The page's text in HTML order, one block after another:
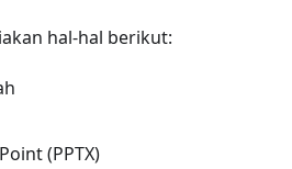
hal-hal berikut:
(PPTX)